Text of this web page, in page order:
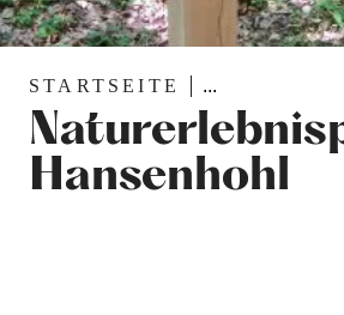
STARTSEITE ...
Hansenhohl